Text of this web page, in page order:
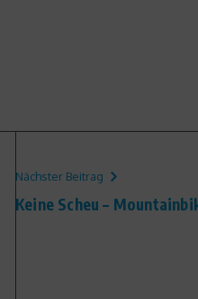
Nächster Beitrag
Keine Scheu –